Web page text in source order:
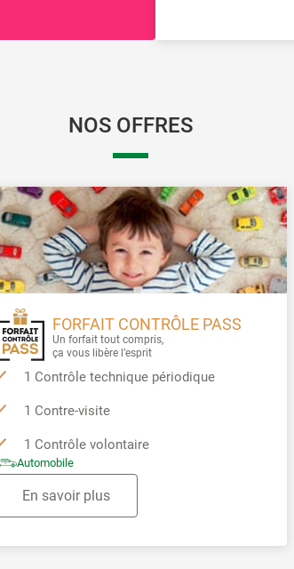
NOS OFFRES
FORFAIT CONTRÔLE PASS
Un forfait tout compris,
ça vous libère l’esprit
1 Contrôle technique périodique
1 Contre-visite
1 Contrôle volontaire
Automobile
En savoir plus